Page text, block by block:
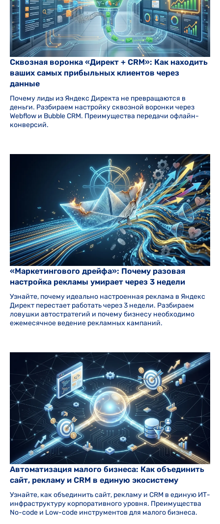
Сквозная воронка «Директ + CRM»: Как находить
ваших самых прибыльных клиентов через
данные
Почему лиды из Яндекс Директа не превращаются в
деньги. Разбираем настройку сквозной воронки через
Webflow и Bubble CRM. Преимущества передачи офлайн-
конверсий.
«Маркетингового дрейфа»: Почему разовая
настройка рекламы умирает через 3 недели
Узнайте, почему идеально настроенная реклама в Яндекс
Директ перестает работать через 3 недели. Разбираем
ловушки автостратегий и почему бизнесу необходимо
ежемесячное ведение рекламных кампаний.
Автоматизация малого бизнеса: Как объединить
сайт, рекламу и CRM в единую экосистему
Узнайте, как объединить сайт, рекламу и CRM в единую ИТ-
инфраструктуру корпоративного уровня. Преимущества
No-code и Low-code инструментов для малого бизнеса.